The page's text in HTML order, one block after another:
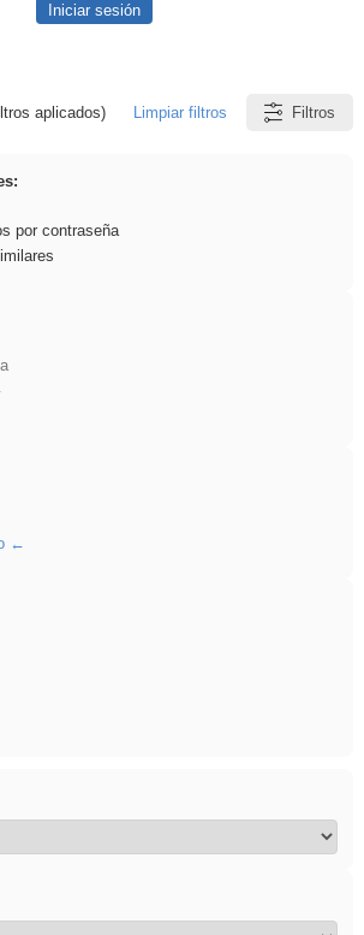
Iniciar sesión
realista
aplicados) Limpiar filtros Filtros
por contraseña